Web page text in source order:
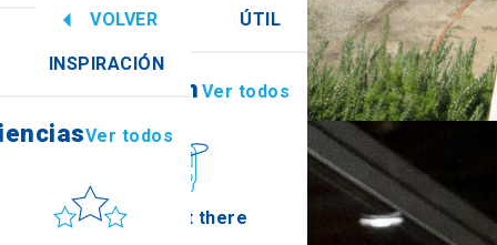
VOLVER ÚTIL
Información Ver todos
How to get there
INSPIRACIÓN
Ver todos